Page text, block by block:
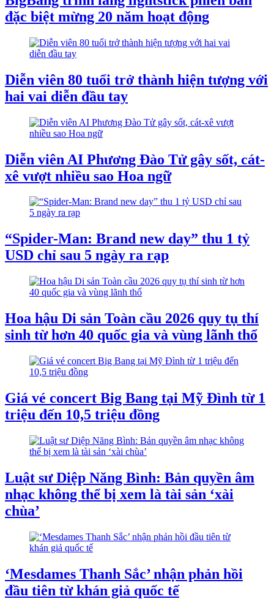
đặc biệt mừng 20 năm hoạt động
Diễn viên 80 tuổi trở thành hiện tượng với
hai vai diễn đầu tay
Diễn viên AI Phương Đào Tử gây sốt, cát-
xê vượt nhiều sao Hoa ngữ
“Spider-Man: Brand new day” thu 1 tỷ
USD chỉ sau 5 ngày ra rạp
Hoa hậu Di sản Toàn cầu 2026 quy tụ thí
sinh từ hơn 40 quốc gia và vùng lãnh thổ
Giá vé concert Big Bang tại Mỹ Đình từ 1
triệu đến 10,5 triệu đồng
Luật sư Diệp Năng Bình: Bản quyền âm
nhạc không thể bị xem là tài sản ‘xài
chùa’
‘Mesdames Thanh Sắc’ nhận phản hồi
đầu tiên từ khán giả quốc tế